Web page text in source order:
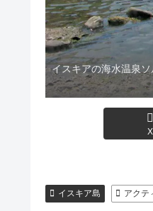
イスキアの海水温泉
X
イスキア島 アクテ